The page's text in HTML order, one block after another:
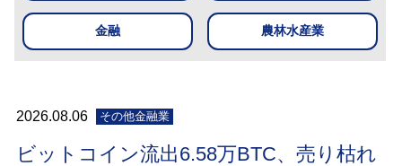
金融 農林水産業
2026.08.06 その他金融業
ビットコイン流出6.58万BTC、売り枯れ